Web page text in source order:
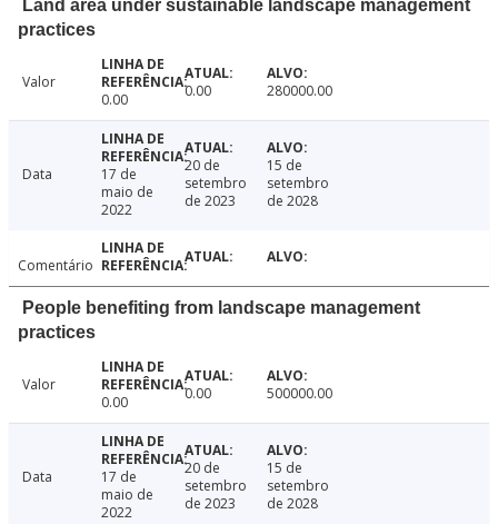
Land area under sustainable landscape management
practices
Valor
0.00
0.00 280000.00
Data
17 de
maio de
2022
20 de
setembro
de 2023
15 de
setembro
de 2028
Comentário
People benefiting from landscape management
practices
Valor
0.00
0.00 500000.00
Data
17 de
maio de
2022
20 de
setembro
de 2023
15 de
setembro
de 2028